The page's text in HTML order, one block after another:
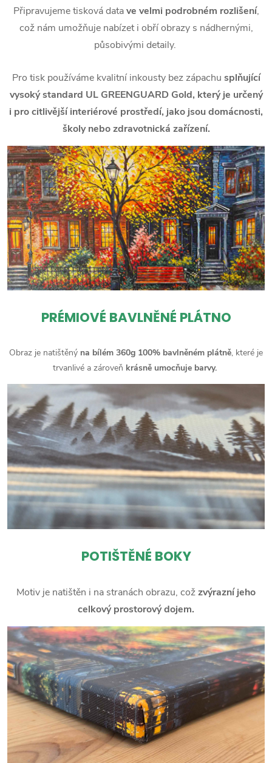
Připravujeme tisková datave velmi podrobném rozlišení,
což nám umožňuje nabízet i obří obrazy s nádhernými,
působivými detaily.
Pro tisk používáme kvalitní inkousty bez zápachu splňující
vysoký standard UL GREENGUARD Gold, který je určený
i pro citlivější interiérové prostředí, jako jsou domácnosti,
školy nebo zdravotnická zařízení.
PRÉMIOVÉ BAVLNĚNÉ PLÁTNO
Obraz je natištěný na bílém 360g 100% bavlněném plátně, které je
trvanlivé a zároveň krásně umocňuje barvy.
POTIŠTĚNÉ BOKY
Motiv je natištěn i na stranách obrazu, cožzvýrazní jeho
celkový prostorový dojem.